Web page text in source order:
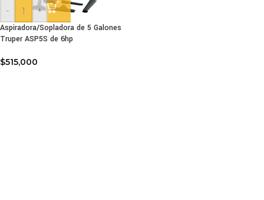
-
+
Aspiradora/Sopladora de 5 Galones
Truper ASP5S de 6hp
$515,000